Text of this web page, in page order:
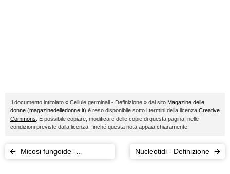
Il documento intitolato « Cellule germinali - Definizione » dal sito Magazine delle
donne (magazinedelledonne.it) è reso disponibile sotto i termini della licenza Creative
Commons . È possibile copiare, modificare delle copie di questa pagina, nelle
condizioni previste dalla licenza, finché questa nota appaia chiaramente.
Micosi fungoide -
Nucleotidi - Definizione